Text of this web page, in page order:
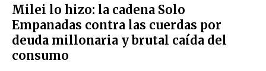
Milei lo hizo: la cadena Solo
Empanadas contra las cuerdas por
deuda millonaria y brutal caída del
consumo